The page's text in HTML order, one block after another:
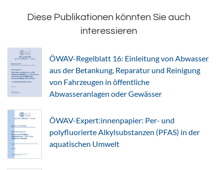
Diese Publikationen könnten Sie auch
interessieren
ÖWAV-Regelblatt 16: Einleitung von Abwasser
aus der Betankung, Reparatur und Reinigung
von Fahrzeugen in öffentliche
Abwasseranlagen oder Gewässer
ÖWAV-Expert:innenpapier: Per- und
polyfluorierte Alkylsubstanzen (PFAS) in der
aquatischen Umwelt